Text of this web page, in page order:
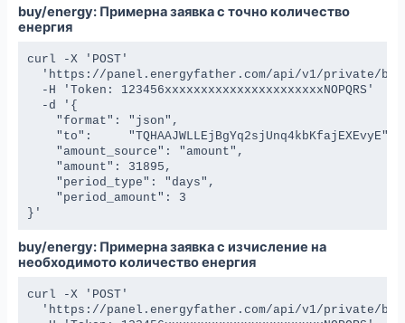
buy/energy: Примерна заявка с точно количество
енергия
curl -X 'POST'
'https://panel.energyfather.com/api/v1/private/
  -H 'Token: 123456xxxxxxxxxxxxxxxxxxxxxxNOPQRS'
  -d '{
    "format": "json",
    "to":     "TQHAAJWLLEjBgYq2sjUnq4kbKfajEXEvyE",
    "amount_source": "amount",
    "amount": 31895,
    "period_type": "days",
    "period_amount": 3
}'
buy/energy: Примерна заявка с изчисление на
необходимото количество енергия
curl -X 'POST'
'https://panel.energyfather.com/api/v1/private/